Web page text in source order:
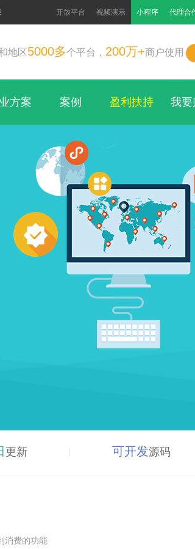
开放平台 视频演示 小程序 代理合
地区5000多个平台， 200万+商户使用
方案 案例 盈利扶持 我要
更新 可开发源码
消费的功能